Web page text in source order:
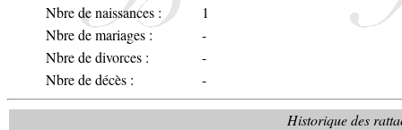
Nbre de naissances :
1
Nbre de mariages :
-
Nbre de divorces :
-
Nbre de décès :
-
Historique des